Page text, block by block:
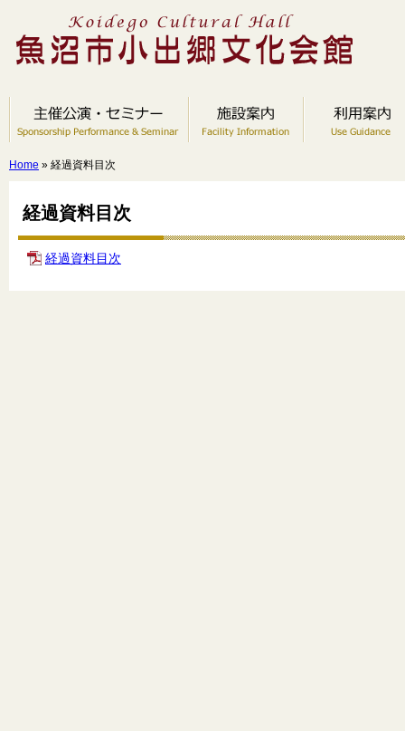
Home » 経過資料目次
経過資料目次
経過資料目次